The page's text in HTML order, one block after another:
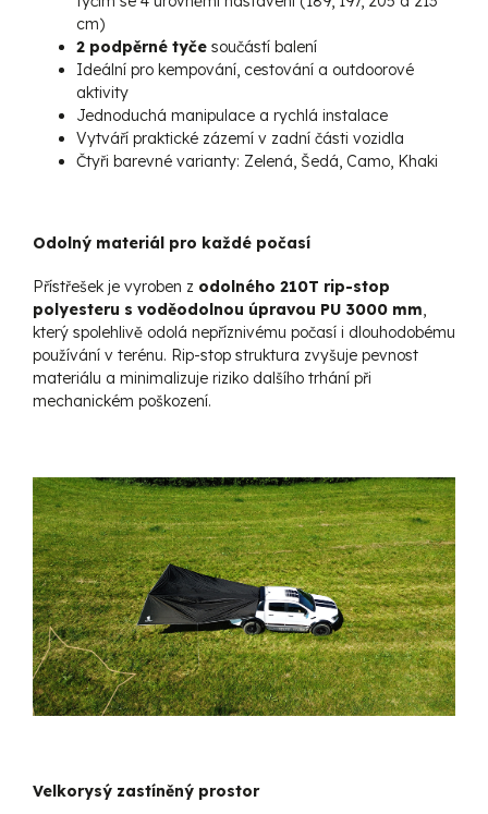
cm)
2 podpěrné tyče součástí balení
Ideální pro kempování, cestování a outdoorové
aktivity
Jednoduchá manipulace a rychlá instalace
Vytváří praktické zázemí v zadní části vozidla
Čtyři barevné varianty: Zelená, Šedá, Camo, Khaki
Odolný materiál pro každé počasí
Přístřešek je vyroben z odolného 210T rip-stop
polyesteru s voděodolnou úpravou PU 3000 mm,
který spolehlivě odolá nepříznivému počasí i dlouhodobému
používání v terénu. Rip-stop struktura zvyšuje pevnost
materiálu a minimalizuje riziko dalšího trhání při
mechanickém poškození.
Velkorysý zastíněný prostor